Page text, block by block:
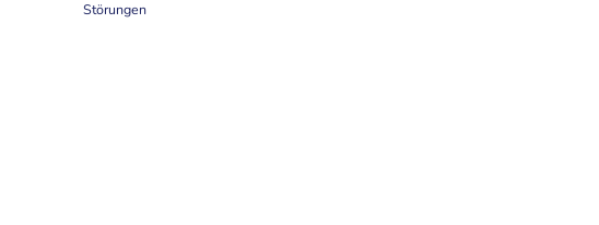
Störungen